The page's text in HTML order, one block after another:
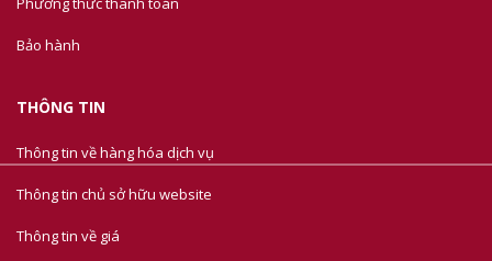
Bảo hành
THÔNG TIN
Thông tin về hàng hóa dịch vụ
Thông tin chủ sở hữu website
Thông tin về giá